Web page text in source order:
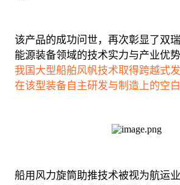
该产品的成功问世，再次彰显了双
能源装备领域的技术实力与产业优
我国大型船舶风帆技术取得跨越式
在该型装备自主研发与制造上的空白
船用风力旋筒助推技术被视为航运